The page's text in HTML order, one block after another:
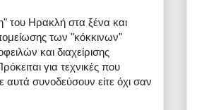
του Ηρακλή στα ξένα και
των "κόκκινων"
και διαχείρισης
για τεχνικές που
αυτά συνοδεύσουν είτε όχι σαν